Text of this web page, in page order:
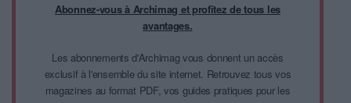
Abonnez-vous à Archimag et profitez de tous les
avantages.
Les abonnements d'Archimag vous donnent un accès
exclusif à l'ensemble du site internet. Retrouvez tous vos
magazines au format PDF, vos guides pratiques pour les